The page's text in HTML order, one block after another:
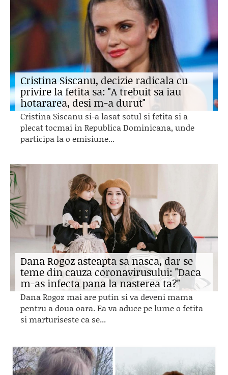
Cristina Siscanu, decizie radicala cu
privire la fetita sa: "A trebuit sa iau
hotararea, desi m-a durut"
Cristina Siscanu si-a lasat sotul si fetita si a
plecat tocmai in Republica Dominicana, unde
participa la o emisiune...
Dana Rogoz asteapta sa nasca, dar se
teme din cauza coronavirusului: "Daca
m-as infecta pana la nasterea ta?"
Dana Rogoz mai are putin si va deveni mama
pentru a doua oara. Ea va aduce pe lume o fetita
si marturiseste ca se...